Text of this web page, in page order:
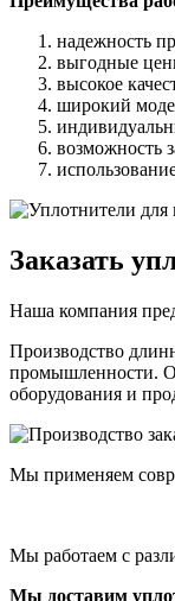
надежность
выгодные
высокое
широкий
возможность
Заказать
Наша компания
Производство
промышленности.
оборудования и
Мы применяем
Мы работаем с
Мы доставим